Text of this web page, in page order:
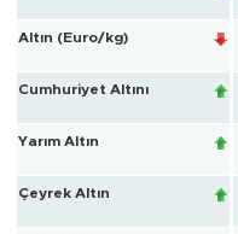
Altın (Euro/kg)
Cumhuriyet Altını
Yarım Altın
Çeyrek Altın